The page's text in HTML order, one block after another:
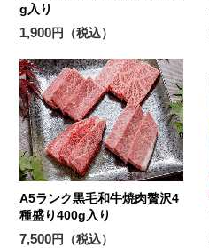
g入り
1,900円（税込）
A5ランク黒毛和牛焼肉贅沢4
種盛り400g入り
7,500円（税込）